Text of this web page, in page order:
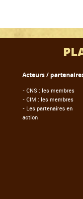
Acteurs /
- CNS : les membres
- CIM : les membres
- Les partenaires en
action